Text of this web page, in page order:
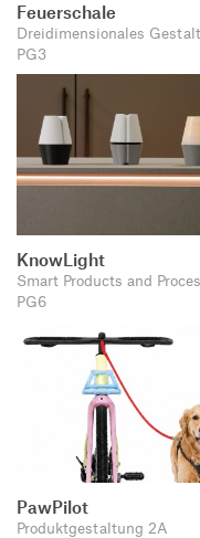
Feuerschale
Dreidimensionales
PG3
KnowLight
Smart Products and
PG6
PawPilot
Produktgestaltung 2A